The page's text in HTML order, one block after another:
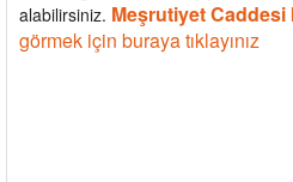
alabilirsiniz. Meşrutiyet Caddesi
görmek için buraya tıklayınız